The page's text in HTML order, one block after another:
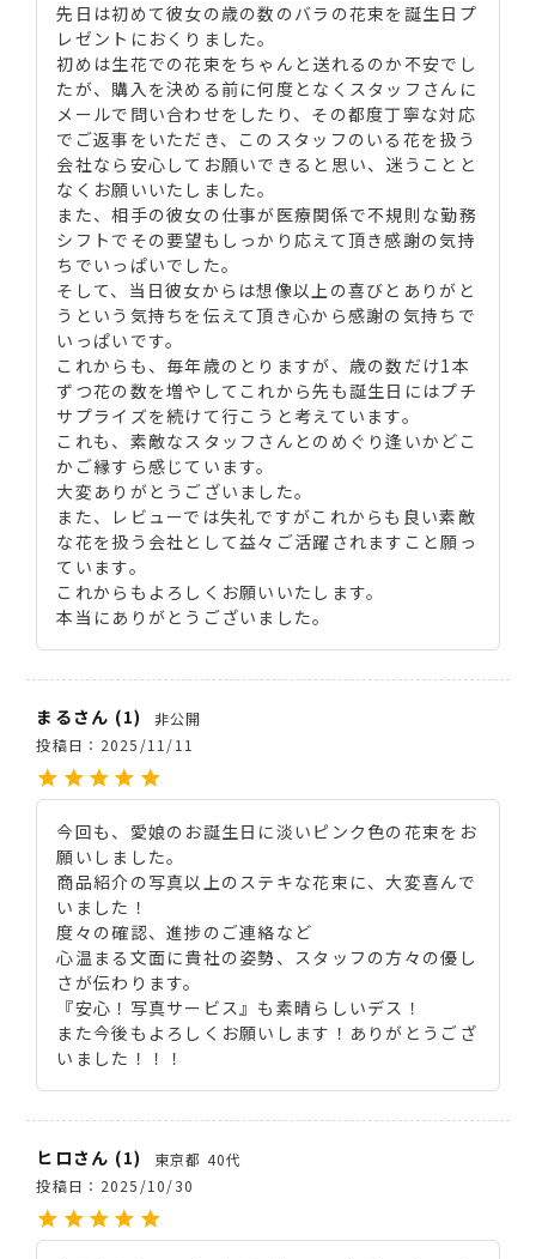
先日は初めて彼女の歳の数のバラの花束を誕生日プ
レゼントにおくりました。
初めは生花での花束をちゃんと送れるのか不安でし
たが、購入を決める前に何度となくスタッフさんに
メールで問い合わせをしたり、その都度丁寧な対応
でご返事をいただき、このスタッフのいる花を扱う
会社なら安心してお願いできると思い、迷うことと
なくお願いいたしました。
また、相手の彼女の仕事が医療関係で不規則な勤務
シフトでその要望もしっかり応えて頂き感謝の気持
ちでいっぱいでした。
そして、当日彼女からは想像以上の喜びとありがと
うという気持ちを伝えて頂き心から感謝の気持ちで
いっぱいです。
これからも、毎年歳のとりますが、歳の数だけ1本
ずつ花の数を増やしてこれから先も誕生日にはプチ
サプライズを続けて行こうと考えています。
これも、素敵なスタッフさんとのめぐり逢いかどこ
かご縁すら感じています。
大変ありがとうございました。
また、レビューでは失礼ですがこれからも良い素敵
な花を扱う会社として益々ご活躍されますこと願っ
ています。
これからもよろしくお願いいたします。
本当にありがとうございました。
まる 1
非公開
投稿日
2025/11/11
今回も、愛娘のお誕生日に淡いピンク色の花束をお
願いしました。
商品紹介の写真以上のステキな花束に、大変喜んで
いました！
度々の確認、進捗のご連絡など
心温まる文面に貴社の姿勢、スタッフの方々の優し
さが伝わります。
『安心！写真サービス』も素晴らしいデス！
また今後もよろしくお願いします！ありがとうござ
いました！！！
ヒロ 1 東京都 40代
投稿日
2025/10/30